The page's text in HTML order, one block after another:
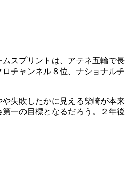
スプリントは、アテネ五輪で長
チャンネル８位、ナショナルチ
失敗したかに見える柴崎が本来
一の目標となるだろう。２年後